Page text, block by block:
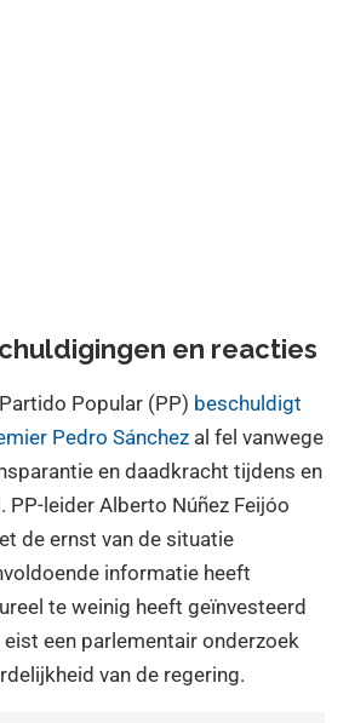
en reacties
Popular (PP) beschuldigt
Pedro Sánchez al fel vanwege
en daadkracht tijdens en
PP-leider Alberto Núñez Feijóo
de ernst van de situatie
informatie heeft
te weinig heeft geïnvesteerd
een parlementair onderzoek
van de regering.